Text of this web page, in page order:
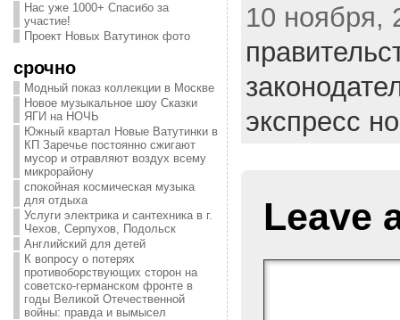
Нас уже 1000+ Спасибо за
участие!
Проект Новых Ватутинок фото
срочно
Модный показ коллекции в Москве
Новое музыкальное шоу Сказки
ЯГИ на НОЧЬ
Южный квартал Новые Ватутинки в
КП Заречье постоянно сжигают
мусор и отравляют воздух всему
микрорайону
спокойная космическая музыка
для отдыха
Услуги электрика и сантехника в г.
Чехов, Серпухов, Подольск
Английский для детей
К вопросу о потерях
противоборствующих сторон на
советско-германском фронте в
годы Великой Отечественной
войны: правда и вымысел
10 ноября,
экспресс
Leave